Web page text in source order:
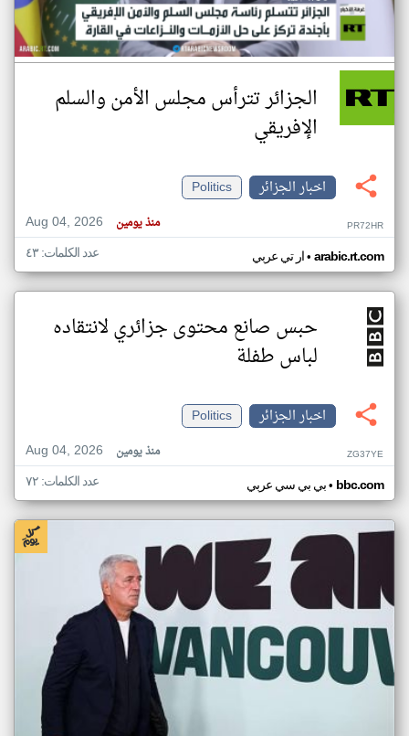
الجزائر تترأس مجلس الأمن والسلم
الإفريقي
اخبار الجزائر
Politics
Aug 04, 2026
منذ يومين PR72HR
ار تي عربي• arabic.rt.com عدد الكلمات: ٤٣
حبس صانع محتوى جزائري لانتقاده
لباس طفلة
اخبار الجزائر
Politics
Aug 04, 2026
منذ يومين ZG37YE
بي بي سي عربي• bbc.com عدد الكلمات: ٧٢